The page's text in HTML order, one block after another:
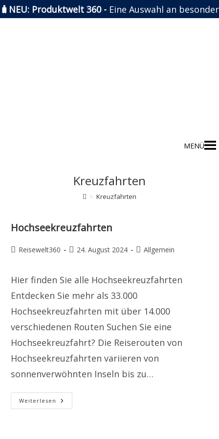
🧳NEU: Produktwelt 360 - Eine Auswahl an
MENÜ
Kreuzfahrten
> Kreuzfahrten
Hochseekreuzfahrten
Beitrags-
Reisewelt360
Beitrag
24. August 2024
Beitrags-
Allgemein
Hier finden Sie alle Hochseekreuzfahrten
Entdecken Sie mehr als 33.000
Hochseekreuzfahrten mit über 14.000
verschiedenen Routen Suchen Sie eine
Hochseekreuzfahrt? Die Reiserouten von
Hochseekreuzfahrten variieren von
sonnenverwöhnten Inseln bis zu…
Weiterlesen Hochseekreuzfahrten